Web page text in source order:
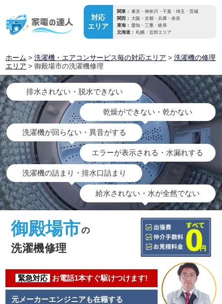
対応
エリア
関東： 東京・神奈川・千葉・埼玉・茨城
関西： 大阪・京都・兵庫・奈良
東海： 愛知・三重・岐阜
北海道： 札幌・近郊エリア
ホーム >洗濯機・エアコンサービス毎の対応エリア >洗濯機の修理
エリア > 御殿場市の洗濯機修理
排水されない・脱水できない
乾燥ができない・乾かない
洗濯機が回らない・異音がする
エラーが表示される・水漏れする
洗濯機の詰まり・排水口詰まり
給水されない・水が全然でない
御殿場市の
洗濯機修理
緊急対応 お電話1本すぐ駆けつけます!
元メーカーエンジニアも在籍する